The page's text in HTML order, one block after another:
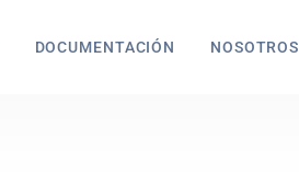
DOCUMENTACIÓN NOSOTROS